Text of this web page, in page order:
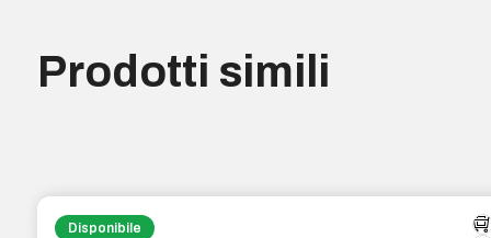
Prodotti simili
Disponibile